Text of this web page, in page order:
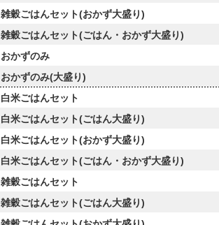
雑穀ごはんセット(おかず大盛り)
雑穀ごはんセット(ごはん・おかず大盛り)
おかずのみ
おかずのみ(大盛り)
白米ごはんセット
白米ごはんセット(ごはん大盛り)
白米ごはんセット(おかず大盛り)
白米ごはんセット(ごはん・おかず大盛り)
雑穀ごはんセット
雑穀ごはんセット(ごはん大盛り)